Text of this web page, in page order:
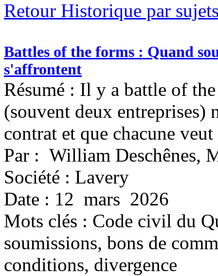
Retour Historique par
Battles of the forms : Quand
s'affrontent
Résumé : Il y a battle of
(souvent deux entreprises)
contrat et que chacune
Par : William Deschênes,
Société : Lavery
Date : 12 mars 2026
Mots clés : Code civil du
soumissions, bons de
conditions, divergence